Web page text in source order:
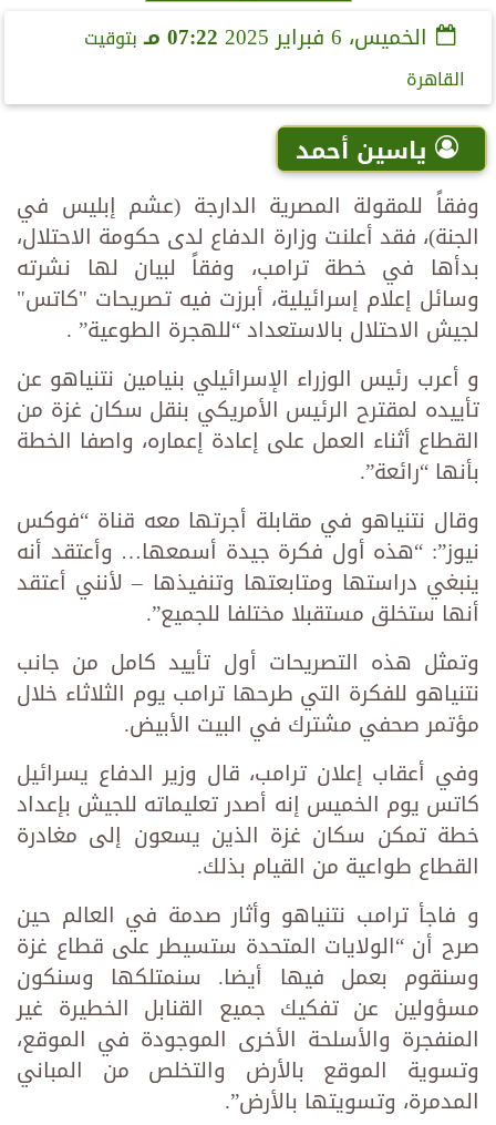
الخميس، 6 فبراير 2025 07:22 مـ
بتوقيت
القاهرة
ياسين أحمد
وفقاً للمقولة المصرية الدارجة (عشم إبليس في
الجنة)، فقد أعلنت وزارة الدفاع لدى حكومة الاحتلال،
بدأها في خطة ترامب، وفقاً لبيان لها نشرته
وسائل إعلام إسرائيلية، أبرزت فيه تصريحات "كاتس"
لجيش الاحتلال بالاستعداد “للهجرة الطوعية” .
و أعرب رئيس الوزراء الإسرائيلي بنيامين نتنياهو عن
تأييده لمقترح الرئيس الأمريكي بنقل سكان غزة من
القطاع أثناء العمل على إعادة إعماره، واصفا الخطة
بأنها “رائعة”.
وقال نتنياهو في مقابلة أجرتها معه قناة “فوكس
نيوز”: “هذه أول فكرة جيدة أسمعها… وأعتقد أنه
ينبغي دراستها ومتابعتها وتنفيذها – لأنني أعتقد
أنها ستخلق مستقبلا مختلفا للجميع”.
وتمثل هذه التصريحات أول تأييد كامل من جانب
نتنياهو للفكرة التي طرحها ترامب يوم الثلاثاء خلال
مؤتمر صحفي مشترك في البيت الأبيض.
وفي أعقاب إعلان ترامب، قال وزير الدفاع يسرائيل
كاتس يوم الخميس إنه أصدر تعليماته للجيش بإعداد
خطة تمكن سكان غزة الذين يسعون إلى مغادرة
القطاع طواعية من القيام بذلك.
و فاجأ ترامب نتنياهو وأثار صدمة في العالم حين
صرح أن “الولايات المتحدة ستسيطر على قطاع غزة
وسنقوم بعمل فيها أيضا. سنمتلكها وسنكون
مسؤولين عن تفكيك جميع القنابل الخطيرة غير
المنفجرة والأسلحة الأخرى الموجودة في الموقع،
وتسوية الموقع بالأرض والتخلص من المباني
المدمرة، وتسويتها بالأرض”.